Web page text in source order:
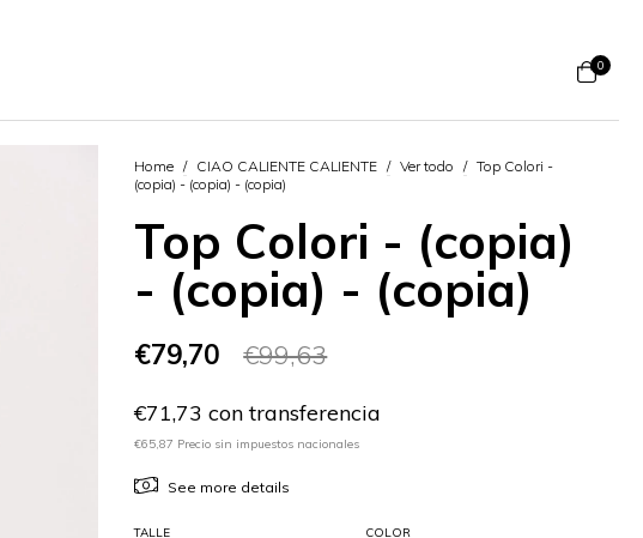
0
Home / CIAO CALIENTE CALIENTE / Ver todo / Top Colori -
(copia) - (copia) - (copia)
Top Colori - (copia)
- (copia) - (copia)
€79,70 €99,63
€71,73 con transferencia
€65,87 Precio sin impuestos nacionales
See more details
TALLE COLOR